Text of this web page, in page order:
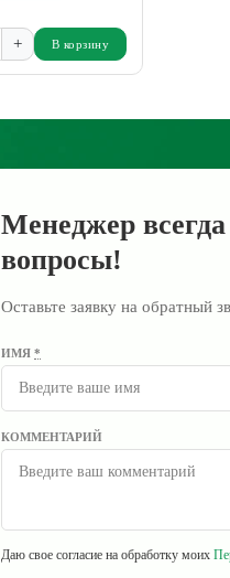
+ В корзину
Менеджер
вопросы!
Оставьте заявку на обратный
ИМЯ *
КОММЕНТАРИЙ
Даю свое согласие на обработку моих